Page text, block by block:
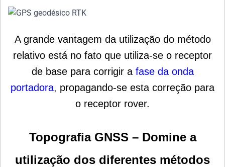
A grande vantagem da utilização do método
relativo está no fato que utiliza-se o receptor
de base para corrigir a fase da onda
portadora, propagando-se esta correção para
o receptor rover.
Topografia GNSS – Domine a
utilização dos diferentes métodos